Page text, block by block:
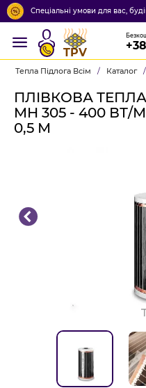
Спеціальні умови для вас,
TPV
Тепла Підлога Всім / Каталог /
ПЛІВКОВА ТЕПЛА
MH 305 - 400
0,5 М